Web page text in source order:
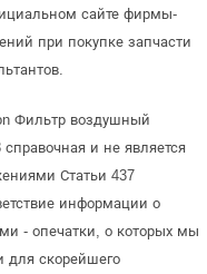
сайте фирмы-
при покупке запчасти
Фильтр воздушный
и не является
Статьи 437
информации о
- опечатки, о которых мы
для скорейшего